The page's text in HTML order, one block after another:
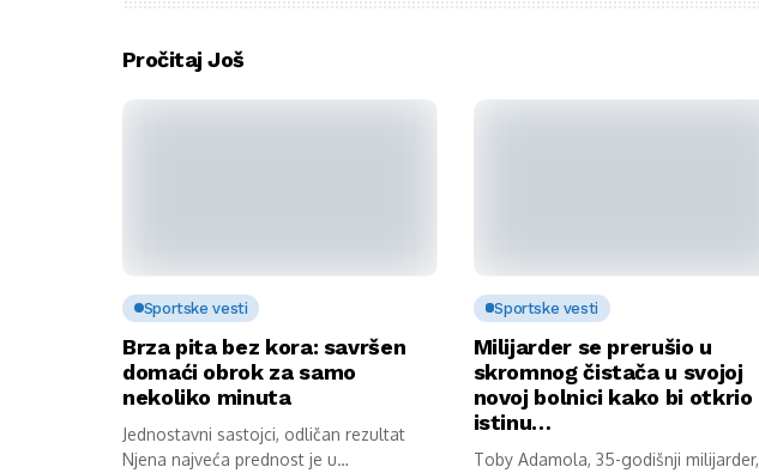
Pročitaj Još
Sportske vesti
Brza pita bez kora: savršen
domaći obrok za samo
nekoliko minuta
Jednostavni sastojci, odličan rezultat
Njena najveća prednost je u
Sportske vesti
Milijarder se prerušio u
skromnog čistača u svojoj
novoj bolnici kako bi otkrio
istinu…
Toby Adamola, 35-godišnji milijarder,